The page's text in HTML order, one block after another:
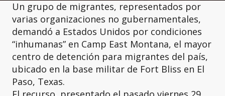
Un grupo de migrantes, representados por
varias organizaciones no gubernamentales,
demandó a Estados Unidos por condiciones
“inhumanas” en Camp East Montana, el mayor
centro de detención para migrantes del país,
ubicado en la base militar de Fort Bliss en El
Paso, Texas.